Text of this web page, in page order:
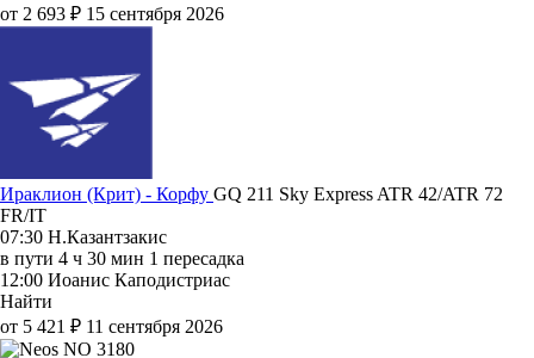
от 2 693 ₽ 15 сентября 2026
Ираклион (Крит) - Корфу GQ 211 Sky Express ATR 42/ATR 72
FR/IT
07:30 Н.Казантзакис
в пути 4 ч 30 мин 1 пересадка
12:00 Иоанис Каподистриас
Найти
от 5 421 ₽ 11 сентября 2026